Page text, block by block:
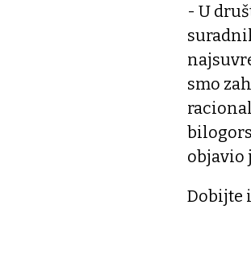
- U
smo
objavio
Dobijte